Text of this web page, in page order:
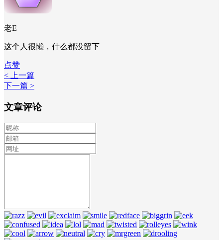
老E
这个人很懒，什么都没留下
点赞
< 上一篇
下一篇 >
文章评论